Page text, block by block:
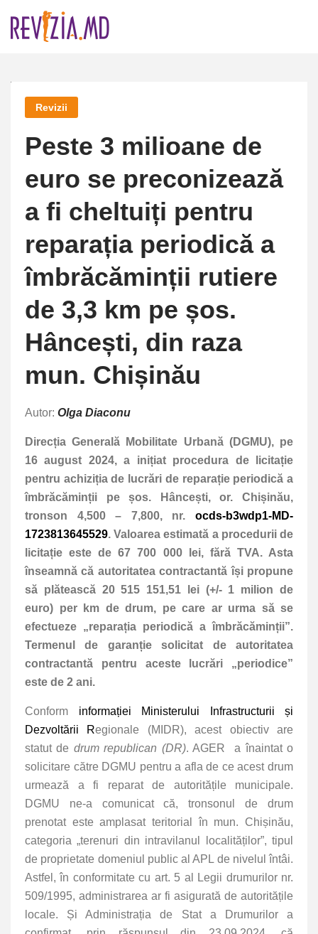
Revizii
Peste 3 milioane de
euro se preconizează
a fi cheltuiți pentru
reparația periodică a
îmbrăcăminții rutiere
de 3,3 km pe șos.
Hâncești, din raza
mun. Chișinău
Autor: Olga Diaconu
Direcția Generală Mobilitate Urbană (DGMU), pe
16 august 2024, a inițiat procedura de licitație
pentru achiziția de lucrări de reparație periodică a
îmbrăcăminții pe șos. Hâncești, or. Chișinău,
tronson 4,500 – 7,800, nr. ocds-b3wdp1-MD-
1723813645529. Valoarea estimată a procedurii de
licitație este de 67 700 000 lei, fără TVA. Asta
înseamnă că autoritatea contractantă își propune
să plătească 20 515 151,51 lei (+/- 1 milion de
euro) per km de drum, pe care ar urma să se
efectueze „reparația periodică a îmbrăcăminții”.
Termenul de garanție solicitat de autoritatea
contractantă pentru aceste lucrări „periodice”
este de 2 ani.
Conform informației Ministerului Infrastructurii și
Dezvoltării Regionale (MIDR), acest obiectiv are
statut de drum republican (DR). AGER a înaintat o
solicitare către DGMU pentru a afla de ce acest drum
urmează a fi reparat de autoritățile municipale.
DGMU ne-a comunicat că, tronsonul de drum
prenotat este amplasat teritorial în mun. Chișinău,
categoria „terenuri din intravilanul localităților”, tipul
de proprietate domeniul public al APL de nivelul întâi.
Astfel, în conformitate cu art. 5 al Legii drumurilor nr.
509/1995, administrarea ar fi asigurată de autoritățile
locale. Și Administrația de Stat a Drumurilor a